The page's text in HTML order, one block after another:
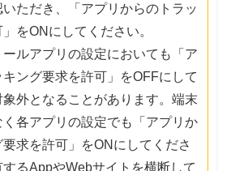
ただき、「アプリからのトラッ
をONにしてください。
ールアプリの設定においても「ア
ング要求を許可」をOFFにして
外となることがあります。端末
各アプリの設定でも「アプリか
求を許可」をONにしてくださ
るAppやWebサイトを横断して